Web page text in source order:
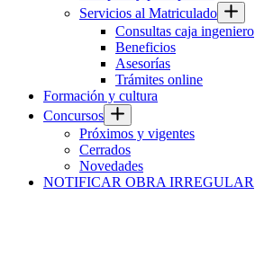
Servicios al Matriculado
Consultas caja ingeniero
Beneficios
Asesorías
Trámites online
Formación y cultura
Concursos
Próximos y vigentes
Cerrados
Novedades
NOTIFICAR OBRA IRREGULAR